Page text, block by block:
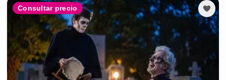
Consultar precio